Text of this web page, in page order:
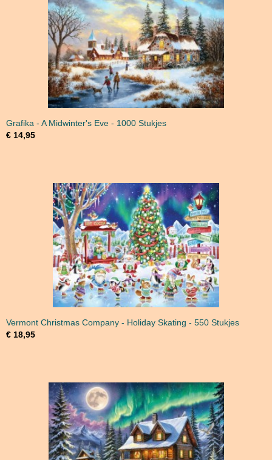
Grafika - A Midwinter's Eve - 1000 Stukjes
€ 14,95
Vermont Christmas Company - Holiday Skating - 550 Stukjes
€ 18,95